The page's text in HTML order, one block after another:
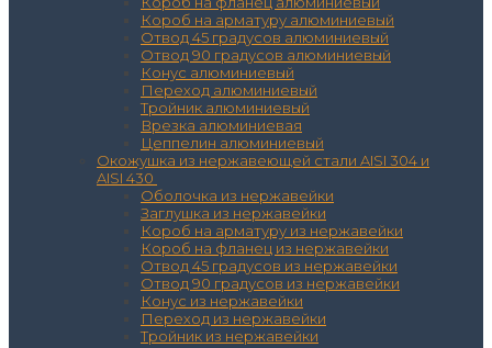
Короб на арматуру алюминиевый
Отвод 45 градусов алюминиевый
Отвод 90 градусов алюминиевый
Конус алюминиевый
Переход алюминиевый
Тройник алюминиевый
Врезка алюминиевая
Цеппелин алюминиевый
Окожушка из нержавеющей стали AISI 304 и
AISI 430
Оболочка из нержавейки
Заглушка из нержавейки
Короб на арматуру из нержавейки
Короб на фланец из нержавейки
Отвод 45 градусов из нержавейки
Отвод 90 градусов из нержавейки
Конус из нержавейки
Переход из нержавейки
Тройник из нержавейки